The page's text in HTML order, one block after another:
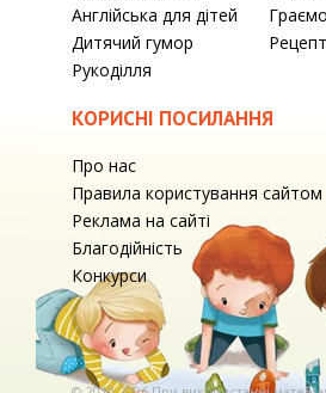
Англійська для дітей
Дитячий гумор
Рукоділля
КОРИСНІ ПОСИЛАННЯ
Про нас
Правила користування сайтом
Реклама на сайті
Благодійність
Конкурси